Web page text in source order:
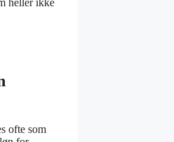
heller ikke
ofte som